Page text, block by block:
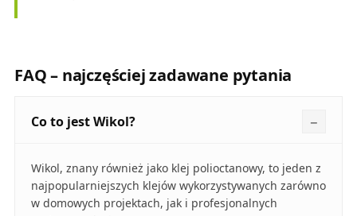
FAQ – najczęściej zadawane pytania
Co to jest Wikol?
Wikol, znany również jako klej polioctanowy, to jeden z
najpopularniejszych klejów wykorzystywanych zarówno
w domowych projektach, jak i profesjonalnych